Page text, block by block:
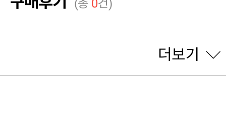
(총 0건)
더보기